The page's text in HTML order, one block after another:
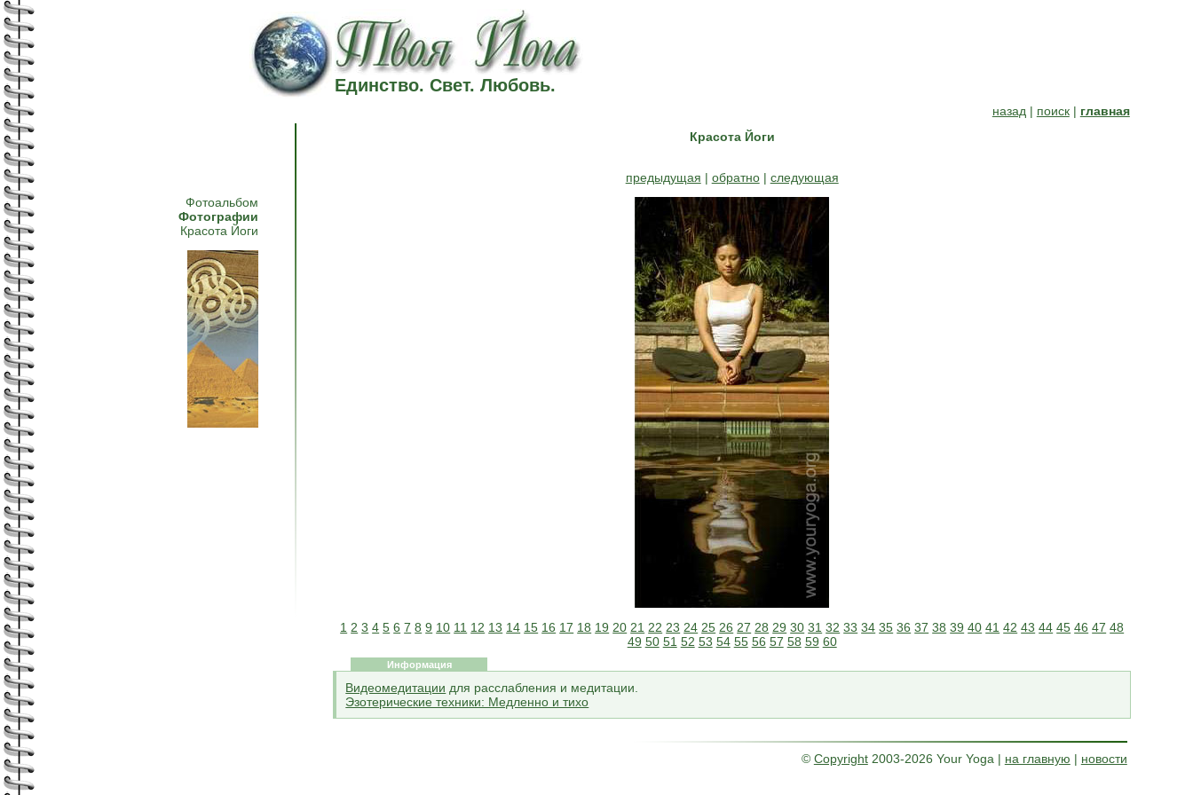
Единство. Свет. Любовь.
назад | поиск| главная
Фотоальбом
Фотографии
Красота Йоги
Красота Йоги
предыдущая | обратно| следующая
1 2 3 4 5 6 7 8 9 10 11 12 13 14 15 16 17 18 19 20 21 22 23 24 25 26 27 28 29 30 31 32 33 34 35 36 37 38 39 40 41 42 43 44 45 46 47 48
49 50 51 52 53 54 55 56 57 58 59 60
Информация
Видеомедитации для расслабления и медитации.
Эзотерические техники: Медленно и тихо
© Copyright2003-2026 Your Yoga | на главную | новости